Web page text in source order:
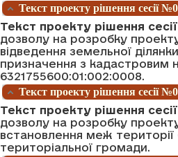
Текст проекту рішення сесії
Текст проекту рішення
дозволу на розробку
відведення земельної
призначення з кадастровим
6321755600:01:002:0008.
Текст проекту рішення сесії
Текст проекту рішення
дозволу на розробку
встановлення меж
територіальної громади.